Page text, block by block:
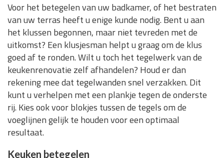
Voor het betegelen van uw badkamer, of het bestraten
van uw terras heeft u enige kunde nodig. Bent u aan
het klussen begonnen, maar niet tevreden met de
uitkomst? Een klusjesman helpt u graag om de klus
goed af te ronden. Wilt u toch het tegelwerk van de
keukenrenovatie zelf afhandelen? Houd er dan
rekening mee dat tegelwanden snel verzakken. Dit
kunt u verhelpen met een plankje tegen de onderste
rij. Kies ook voor blokjes tussen de tegels om de
voeglijnen gelijk te houden voor een optimaal
resultaat.
Keuken betegelen